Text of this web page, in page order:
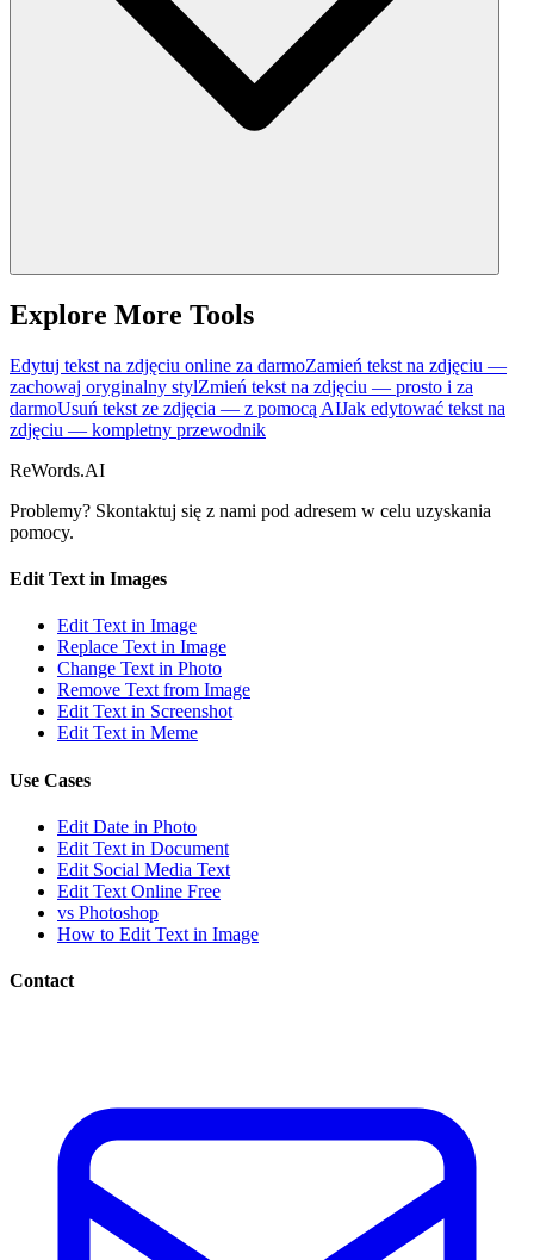
Explore More Tools
Edytuj tekst na zdjęciu online za darmoZamień tekst na zdjęciu —
zachowaj oryginalny stylZmień tekst na zdjęciu — prosto i za
darmoUsuń tekst ze zdjęcia — z pomocą AIJak edytować tekst na
zdjęciu — kompletny przewodnik
ReWords.AI
Problemy? Skontaktuj się z nami pod adresem w celu uzyskania
pomocy.
Edit Text in Images
Edit Text in Image
Replace Text in Image
Change Text in Photo
Remove Text from Image
Edit Text in Screenshot
Edit Text in Meme
Use Cases
Edit Date in Photo
Edit Text in Document
Edit Social Media Text
Edit Text Online Free
vs Photoshop
How to Edit Text in Image
Contact